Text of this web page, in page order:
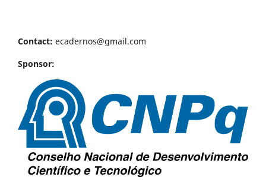
Contact: ecadernos@gmail.com
Sponsor: